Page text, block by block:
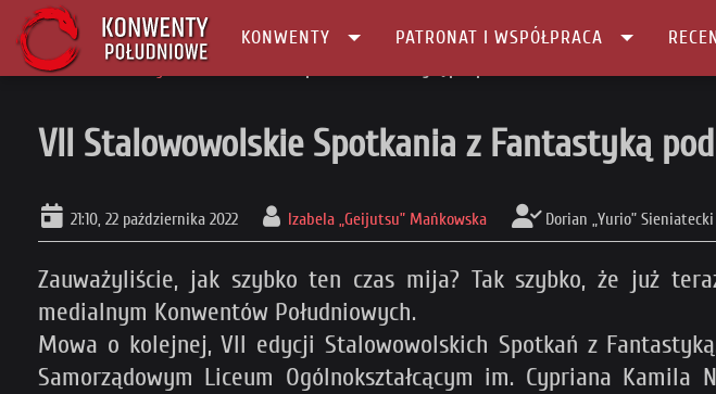
KONWENTY PATRONAT I WSPÓŁPRACA
Główna
VII Stalowowolskie Spotkania z Fantastyką
21:10, 22 października 2022 Izabela „Geijutsu” Mańkowska Dorian „Yurio” Sieniatecki
Zauważyliście, jak szybko ten czas mija? Tak szybko, że już
medialnym Konwentów Południowych.
Mowa o kolejnej, VII edycji Stalowowolskich Spotkań z
Samorządowym Liceum Ogólnokształcącym im. Cypriana